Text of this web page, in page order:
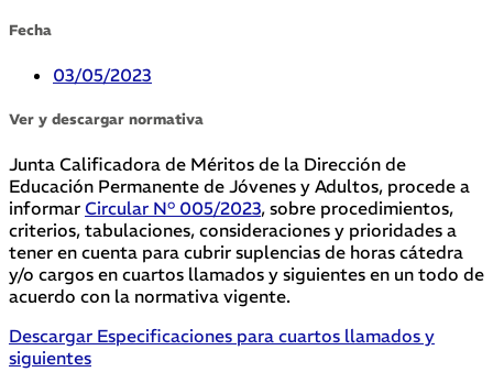
Fecha
03/05/2023
Ver y descargar normativa
Junta Calificadora de Méritos de la Dirección de
Educación Permanente de Jóvenes y Adultos, procede a
informar Circular N° 005/2023, sobre procedimientos,
criterios, tabulaciones, consideraciones y prioridades a
tener en cuenta para cubrir suplencias de horas cátedra
y/o cargos en cuartos llamados y siguientes en un todo de
acuerdo con la normativa vigente.
Descargar Especificaciones para cuartos llamados y
siguientes